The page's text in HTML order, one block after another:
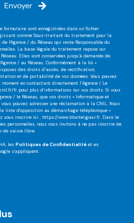
Envoyer
formulaire sont enregistrées dans un fichier
comme Sous-traitant du traitement pour la
l'Agence / du Réseau qui reste Responsable du
La base légale du traitement repose sur
Elles sont conservées jusqu'à demande de
/ au Réseau. Conformément à la loi «
des droits d’accès, de rectification,
et de portabilité de vos données. Vous pouvez
en contactant directement l’Agence / Le
fr pour plus d’informations sur vos droits. Si vous
/ le Réseau, que vos droits « Informatique et
pouvez adresser une réclamation à la CNIL. Nous
liste d'opposition au démarchage téléphonique «
vous inscrire ici : https://www.bloctel.gouv.fr. Dans le
personnelles, nous vous invitons à ne pas inscrire de
de saisie libre.
les Politiques de Confidentialité et es
s'appliquent.